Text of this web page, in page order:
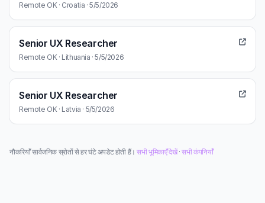
Remote OK · Croatia · 5/5/2026
Senior UX Researcher
Remote OK · Lithuania · 5/5/2026
Senior UX Researcher
Remote OK · Latvia · 5/5/2026
नौकरियाँ सार्वजनिक स्रोतों से हर घंटे अपडेट होती हैं।सभी भूमिकाएँ देखें·सभी कंपनियाँ